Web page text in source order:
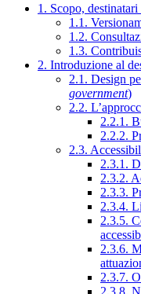
1. Scopo,
1.1.
1.2.
1.3.
2. Introduzione al
2.1. Design
government)
2.2.
2.2.1.
2.2.2.
2.3.
2.3.1.
2.3.2.
2.3.3.
2.3.4.
2.3.5.
2.3.6.
2.3.7.
2.3.8.